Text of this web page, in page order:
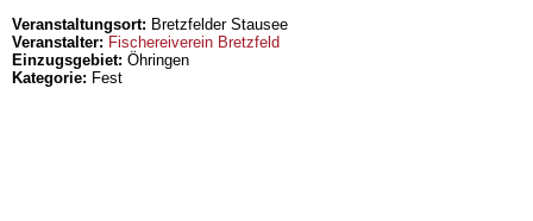
Veranstaltungsort: Bretzfelder Stausee
Veranstalter: Fischereiverein Bretzfeld
Einzugsgebiet: Öhringen
Kategorie: Fest